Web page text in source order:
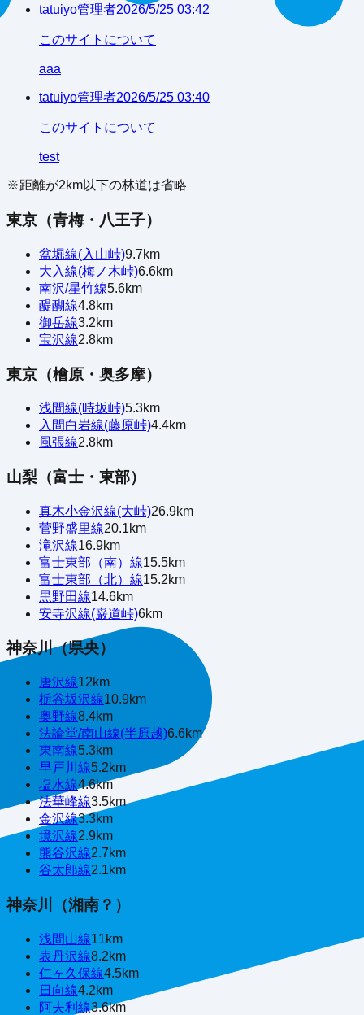
tatuiyo管理者2026/5/25 03:42
このサイトについて
aaa
tatuiyo管理者2026/5/25 03:40
このサイトについて
test
※距離が2km以下の林道は省略
東京（青梅・八王子）
盆堀線(入山峠)9.7km
大入線(梅ノ木峠)6.6km
南沢/星竹線5.6km
醍醐線4.8km
御岳線3.2km
宝沢線2.8km
東京（檜原・奥多摩）
浅間線(時坂峠)5.3km
入間白岩線(藤原峠)4.4km
風張線2.8km
山梨（富士・東部）
真木小金沢線(大峠)26.9km
菅野盛里線20.1km
滝沢線16.9km
富士東部（南）線15.5km
富士東部（北）線15.2km
黒野田線14.6km
安寺沢線(巌道峠)6km
神奈川（県央）
唐沢線12km
栃谷坂沢線10.9km
奥野線8.4km
法論堂/南山線(半原越)6.6km
東南線5.3km
早戸川線5.2km
塩水線4.6km
法華峰線3.5km
金沢線3.3km
境沢線2.9km
熊谷沢線2.7km
谷太郎線2.1km
神奈川（湘南？）
浅間山線11km
表丹沢線8.2km
仁ヶ久保線4.5km
日向線4.2km
阿夫利線3.6km